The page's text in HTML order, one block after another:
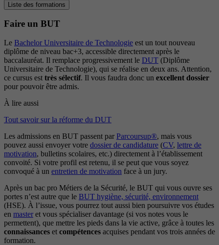
Liste des formations
Faire un BUT
Le Bachelor Universitaire de Technologie est un tout nouveau
diplôme de niveau bac+3, accessible directement après le
baccalauréat. Il remplace progressivement le DUT (Diplôme
Universitaire de Technologie), qui se réalise en deux ans. Attention,
ce cursus est très sélectif. Il vous faudra donc un excellent dossier
pour pouvoir être admis.
À lire aussi
Tout savoir sur la réforme du DUT
Les admissions en BUT passent par Parcoursup®, mais vous
pouvez aussi envoyer votre dossier de candidature (CV, lettre de
motivation, bulletins scolaires, etc.) directement à l’établissement
convoité. Si votre profil est retenu, il se peut que vous soyez
convoqué à un entretien de motivation face à un jury.
Après un bac pro Métiers de la Sécurité, le BUT qui vous ouvre ses
portes n’est autre que le BUT hygiène, sécurité, environnement
(HSE). À l’issue, vous pourrez tout aussi bien poursuivre vos études
en master et vous spécialiser davantage (si vos notes vous le
permettent), que mettre les pieds dans la vie active, grâce à toutes les
connaissances et compétences acquises pendant vos trois années de
formation.